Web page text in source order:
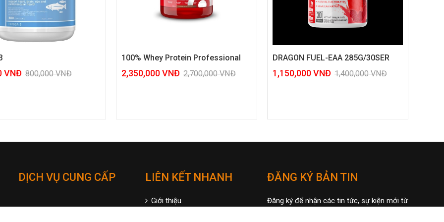
Protein Professional
VNĐ 2,700,000VNĐ
DRAGON FUEL-EAA 285G/30SER
1,150,000VNĐ 1,400,000VNĐ
Testosterone LAB SERIES THE
GEAR JUICED (60ser)
DỊCH VỤ CUNG CẤP LIÊN KẾT NHANH
Giới thiệu
ĐĂNG KÝ BẢN TIN
Đăng ký để nhận các tin tức, sự kiện mới từ